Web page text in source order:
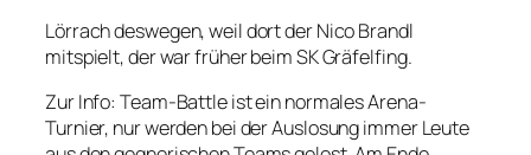
Lörrach deswegen, weil dort der Nico Brandl
mitspielt, der war früher beim SK Gräfelfing.
Zur Info: Team-Battle ist ein normales Arena-
Turnier, nur werden bei der Auslosung immer Leute